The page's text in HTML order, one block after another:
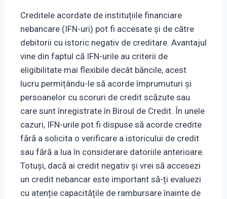
Creditele acordate de instituțiile financiare
nebancare (IFN-uri) pot fi accesate și de către
debitorii cu istoric negativ de creditare. Avantajul
vine din faptul că IFN-urile au criterii de
eligibilitate mai flexibile decât băncile, acest
lucru permițându-le să acorde împrumuturi și
persoanelor cu scoruri de credit scăzute sau
care sunt înregistrate în Biroul de Credit. În unele
cazuri, IFN-urile pot fi dispuse să acorde credite
fără a solicita o verificare a istoricului de credit
sau fără a lua în considerare datoriile anterioare.
Totuși, dacă ai credit negativ și vrei să accesezi
un credit nebancar este important să-ți evaluezi
cu atenție capacitățile de rambursare înainte de